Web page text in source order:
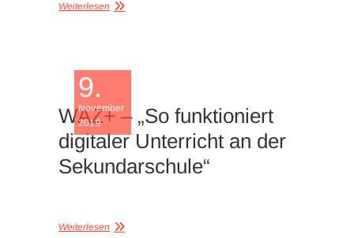
Weiterlesen
9.
November
2019
WAZ+ – „So funktioniert
digitaler Unterricht an der
Sekundarschule“
Weiterlesen